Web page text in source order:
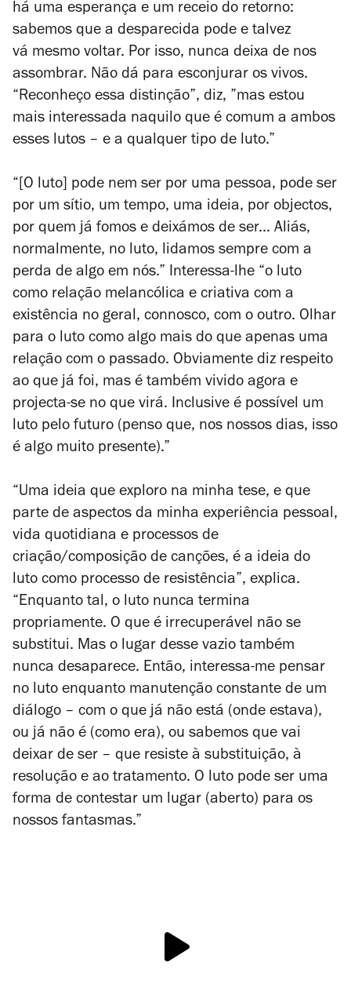
há uma esperança e um receio do retorno:
sabemos que a desparecida pode e talvez
vá mesmo voltar. Por isso, nunca deixa de nos
assombrar. Não dá para esconjurar os vivos.
“Reconheço essa distinção”, diz, ”mas estou
mais interessada naquilo que é comum a ambos
esses lutos – e a qualquer tipo de luto.”
“[O luto] pode nem ser por uma pessoa, pode ser
por um sítio, um tempo, uma ideia, por objectos,
por quem já fomos e deixámos de ser... Aliás,
normalmente, no luto, lidamos sempre com a
perda de algo em nós.” Interessa-lhe “o luto
como relação melancólica e criativa com a
existência no geral, connosco, com o outro. Olhar
para o luto como algo mais do que apenas uma
relação com o passado. Obviamente diz respeito
ao que já foi, mas é também vivido agora e
projecta-se no que virá. Inclusive é possível um
luto pelo futuro (penso que, nos nossos dias, isso
é algo muito presente).”
“Uma ideia que exploro na minha tese, e que
parte de aspectos da minha experiência pessoal,
vida quotidiana e processos de
criação/composição de canções, é a ideia do
luto como processo de resistência”, explica.
“Enquanto tal, o luto nunca termina
propriamente. O que é irrecuperável não se
substitui. Mas o lugar desse vazio também
nunca desaparece. Então, interessa-me pensar
no luto enquanto manutenção constante de um
diálogo – com o que já não está (onde estava),
ou já não é (como era), ou sabemos que vai
deixar de ser – que resiste à substituição, à
resolução e ao tratamento. O luto pode ser uma
forma de contestar um lugar (aberto) para os
nossos fantasmas.”